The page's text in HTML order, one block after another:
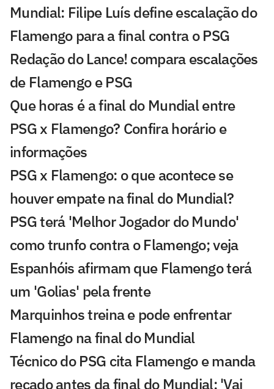
Mundial: Filipe Luís define escalação do
Flamengo para a final contra o PSG
Redação do Lance! compara escalações
de Flamengo e PSG
Que horas é a final do Mundial entre
PSG x Flamengo? Confira horário e
informações
PSG x Flamengo: o que acontece se
houver empate na final do Mundial?
PSG terá 'Melhor Jogador do Mundo'
como trunfo contra o Flamengo; veja
Espanhóis afirmam que Flamengo terá
um 'Golias' pela frente
Marquinhos treina e pode enfrentar
Flamengo na final do Mundial
Técnico do PSG cita Flamengo e manda
recado antes da final do Mundial: 'Vai